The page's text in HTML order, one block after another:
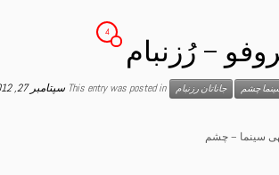
– رُزنبام
4
This entry was posted in جاناتان رزنبام چشم سپتامبر 27, 2012
سینما – چشم